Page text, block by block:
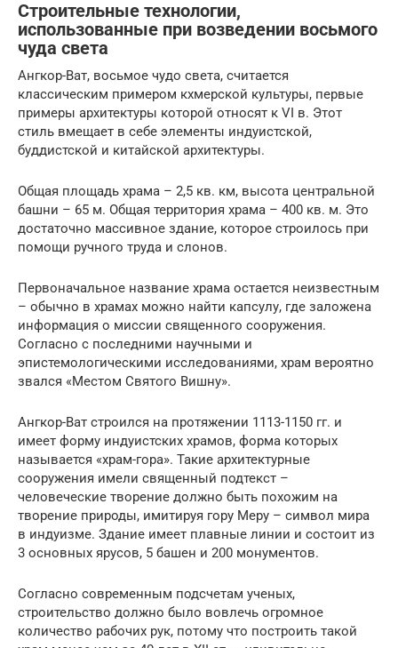
Строительные технологии,
использованные при возведении восьмого
чуда света
Ангкор-Ват, восьмое чудо света, считается
классическим примером кхмерской культуры, первые
примеры архитектуры которой относят к VI в. Этот
стиль вмещает в себе элементы индуистской,
буддистской и китайской архитектуры.
Общая площадь храма – 2,5 кв. км, высота центральной
башни – 65 м. Общая территория храма – 400 кв. м. Это
достаточно массивное здание, которое строилось при
помощи ручного труда и слонов.
Первоначальное название храма остается неизвестным
– обычно в храмах можно найти капсулу, где заложена
информация о миссии священного сооружения.
Согласно с последними научными и
эпистемологическими исследованиями, храм вероятно
звался «Местом Святого Вишну».
Ангкор-Ват строился на протяжении 1113-1150 гг. и
имеет форму индуистских храмов, форма которых
называется «храм-гора». Такие архитектурные
сооружения имели священный подтекст –
человеческие творение должно быть похожим на
творение природы, имитируя гору Меру – символ мира
в индуизме. Здание имеет плавные линии и состоит из
3 основных ярусов, 5 башен и 200 монументов.
Согласно современным подсчетам ученых,
строительство должно было вовлечь огромное
количество рабочих рук, потому что построить такой